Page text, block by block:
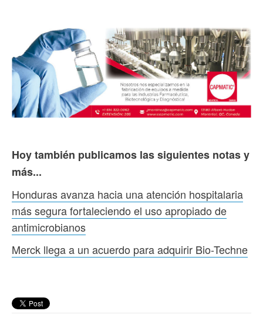
Hoy también publicamos las siguientes notas y
más...
Honduras avanza hacia una atención hospitalaria
más segura fortaleciendo el uso apropiado de
antimicrobianos
Merck llega a un acuerdo para adquirir Bio-Techne